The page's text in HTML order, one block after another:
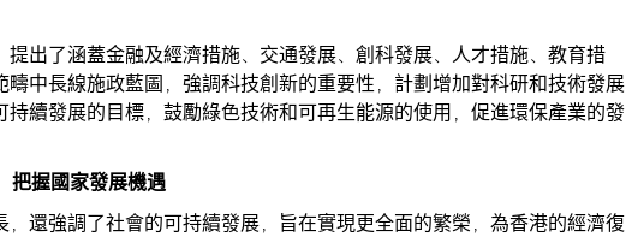
出了涵蓋金融及經濟措施、交通發展、創科發展、人才措施、教育措
中長線施政藍圖，強調科技創新的重要性，計劃增加對科研和技術發展
續發展的目標，鼓勵綠色技術和可再生能源的使用，促進環保產業的發
把握國家發展機遇
還強調了社會的可持續發展，旨在實現更全面的繁榮，為香港的經濟 復